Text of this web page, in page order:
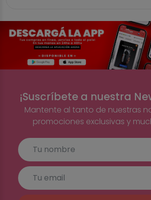
¡Suscríbete a nuestra
Mantente al tanto de nuestras
promociones exclusivas y